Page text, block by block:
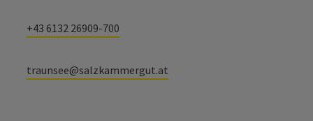
+43 6132 26909-700
traunsee@salzkammergut.at